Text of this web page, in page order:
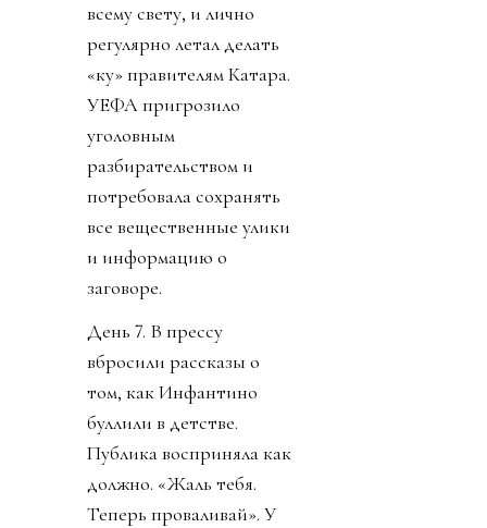
всему свету, и лично
регулярно летал делать
«ку» правителям Катара.
УЕФА пригрозило
уголовным
разбирательством и
потребовала сохранять
все вещественные улики
и информацию о
заговоре.
День 7. В прессу
вбросили рассказы о
том, как Инфантино
буллили в детстве.
Публика восприняла как
должно. «Жаль тебя.
Теперь проваливай». У